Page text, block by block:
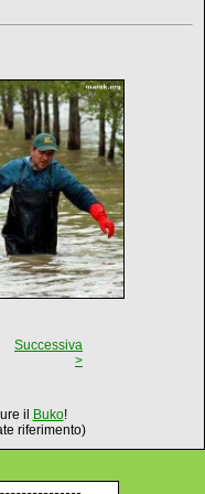
Successiva
>
il Buko!
riferimento)